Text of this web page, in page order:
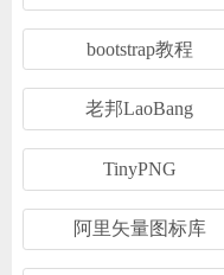
ChatGPT
登录
bootstrap教程
老邦LaoBang
TinyPNG
阿里矢量图标库